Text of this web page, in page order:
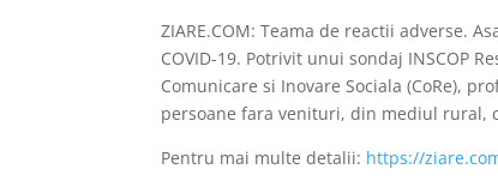
ZIARE.COM: Teama de reactii adverse.
COVID-19. Potrivit unui sondaj INSCOP
Comunicare si Inovare Sociala (CoRe),
persoane fara venituri, din mediul
Pentru mai multe detalii: https://